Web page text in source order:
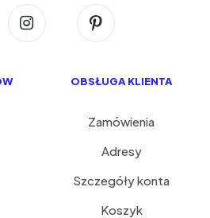
OBSŁUGA KLIENTA
Zamówienia
Adresy
Szczegóły konta
Koszyk